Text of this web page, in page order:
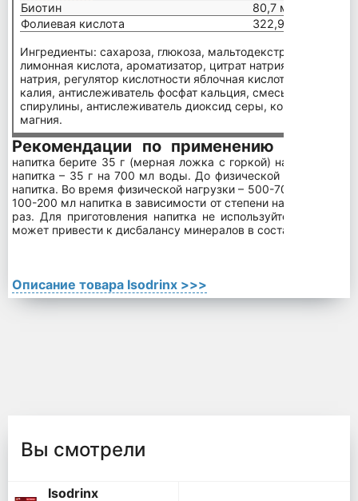
Биотин
80,7 мкг
Фолиевая кислота
322,9 мкг
Ингредиенты: сахароза, глюкоза, мальтодекстрин,
лимонная кислота, ароматизатор, цитрат натрия,
натрия, регулятор кислотности яблочная кислота, глюконат
калия, антислеживатель фосфат кальция, смесь
спирулины, антислеживатель диоксид серы, концентрат
магния.
Рекомендации по применению
напитка берите 35 г (мерная ложка с горкой) на 500 мл
напитка – 35 г на 700 мл воды. До физической нагрузки
напитка. Во время физической нагрузки – 500-700 мл в
100-200 мл напитка в зависимости от степени нагрузки. Не
раз. Для приготовления напитка не используйте
может привести к дисбалансу минералов в составе напитка.
Описание товара Isodrinx >>>
Вы смотрели
Isodrinx